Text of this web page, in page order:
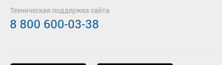
Техническая поддержка сайта
8 800 600-03-38